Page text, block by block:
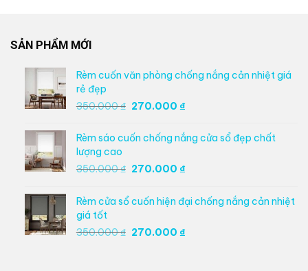
SẢN PHẨM MỚI
Rèm cuốn văn phòng chống nắng cản nhiệt giá
rẻ đẹp
350.000₫ Giá
là:
350.000 ₫.
270.000 ₫Giá
tại
là:
270.000 ₫.
Rèm sáo cuốn chống nắng cửa sổ đẹp chất
lượng cao
350.000₫ Giá
là:
350.000 ₫.
270.000 ₫Giá
tại
là:
270.000 ₫.
Rèm cửa sổ cuốn hiện đại chống nắng cản nhiệt
giá tốt
350.000₫ Giá
270.000 ₫Giá